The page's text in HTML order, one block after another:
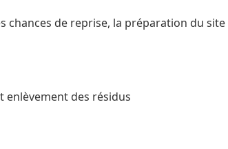
chances de reprise, la préparation du
enlèvement des résidus